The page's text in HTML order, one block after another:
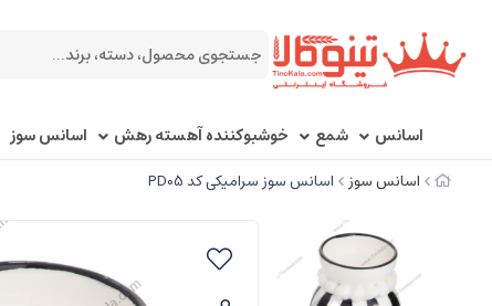
اسانس شمع خوشبوکننده آهسته رهش اسانس سوز
اسانس سوز اسانس سوز سرامیکی کد PD05